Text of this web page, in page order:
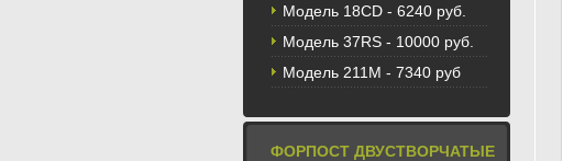
Модель 18CD - 6240 руб.
Модель 37RS - 10000 руб.
Модель 211М - 7340 руб
ФОРПОСТ ДВУСТВОРЧАТЫЕ